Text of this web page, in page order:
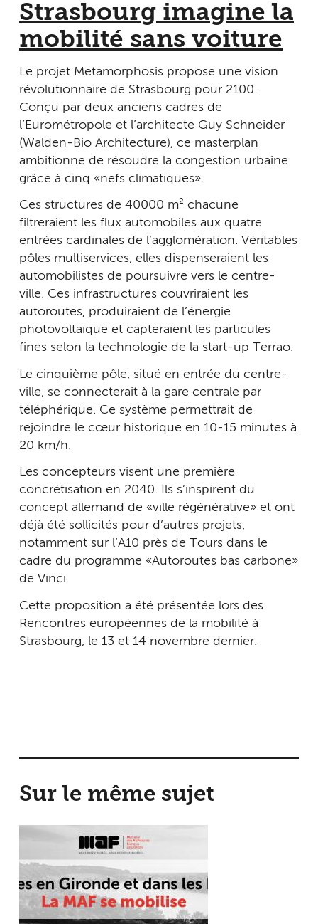
Strasbourg imagine la
mobilité sans voiture
Le projet Metamorphosis propose une vision
révolutionnaire de Strasbourg pour 2100.
Conçu par deux anciens cadres de
l’Eurométropole et l’architecte Guy Schneider
(Walden-Bio Architecture), ce masterplan
ambitionne de résoudre la congestion urbaine
grâce à cinq « nefs climatiques ».
Ces structures de 40 000 m² chacune
filtreraient les flux automobiles aux quatre
entrées cardinales de l’agglomération. Véritables
pôles multiservices, elles dispenseraient les
automobilistes de poursuivre vers le centre-
ville. Ces infrastructures couvriraient les
autoroutes, produiraient de l’énergie
photovoltaïque et capteraient les particules
fines selon la technologie de la start-up Terrao.
Le cinquième pôle, situé en entrée du centre-
ville, se connecterait à la gare centrale par
téléphérique. Ce système permettrait de
rejoindre le cœur historique en 10-15 minutes à
20 km/h.
Les concepteurs visent une première
concrétisation en 2040. Ils s’inspirent du
concept allemand de « ville régénérative » et ont
déjà été sollicités pour d’autres projets,
notamment sur l’A10 près de Tours dans le
cadre du programme « Autoroutes bas carbone »
de Vinci.
Cette proposition a été présentée lors des
Rencontres européennes de la mobilité à
Strasbourg, le 13 et 14 novembre dernier.
Sur le même sujet